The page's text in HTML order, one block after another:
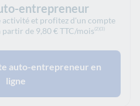
entrepreneur
activité et profitez d'un compte
de 9,80 € TTC/mois (2)(3)
auto-entrepreneur en
ligne